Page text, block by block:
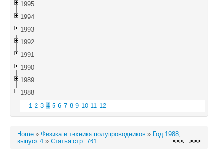
1995
1994
1993
1992
1991
1990
1989
1988
1 2 3 4 5 6 7 8 9 10 11 12
Home » Физика и техника полупроводников » Год 1988,
выпуск 4 » Статья стр. 761 <<< >>>